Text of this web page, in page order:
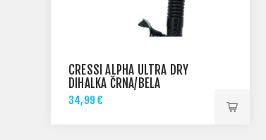
CRESSI ALPHA ULTRA DRY
DIHALKA ČRNA/BELA
34,99 €